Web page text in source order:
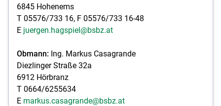
6845 Hohenems
T 05576/733 16, F 05576/733 16-48
E juergen.hagspiel@bsbz.at
Obmann:Ing. Markus Casagrande
Diezlinger Straße 32a
6912 Hörbranz
T 0664/6255634
E markus.casagrande@bsbz.at